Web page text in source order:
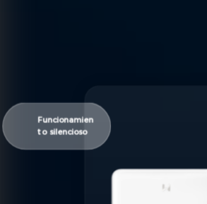
Funcionamien
to silencioso